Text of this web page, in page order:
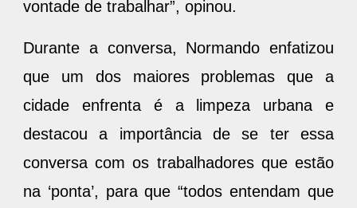
vontade de trabalhar”, opinou.
Durante a conversa, Normando enfatizou
que um dos maiores problemas que a
cidade enfrenta é a limpeza urbana e
destacou a importância de se ter essa
conversa com os trabalhadores que estão
na ‘ponta’, para que “todos entendam que